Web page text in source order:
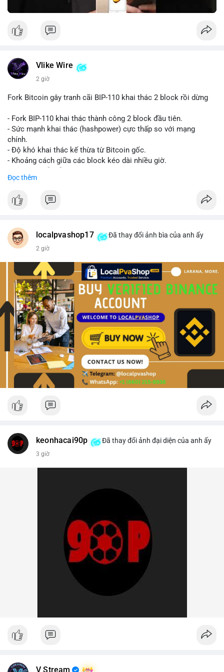
Vlike Wire
2 giờ
Fork Bitcoin gây tranh cãi BIP-110 khai thác 2 block rồi dừng
- Fork BIP-110 khai thác thành công 2 block đầu tiên.
- Sức mạnh khai thác (hashpower) cực thấp so với mạng
chính.
- Độ khó khai thác kế thừa từ Bitcoin gốc.
- Khoảng cách giữa các block kéo dài nhiều giờ.
#vlikevn #titanbot
Đọc thêm
localpvashop17 Đã thay đổi ảnh bìa của anh ấy
2 giờ
keonhacai90p Đã thay đổi ảnh đại diện của anh ấy
3 giờ
V Stream